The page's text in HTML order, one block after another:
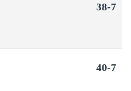
38-7
40-7